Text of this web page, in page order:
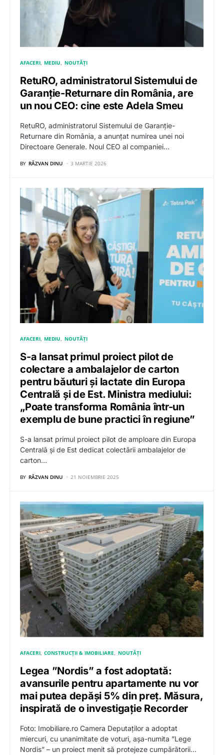
AFACERI MEDIU NOUTĂȚI
RetuRO, administratorul Sistemului de
Garanție-Returnare din România, are
un nou CEO: cine este Adela Smeu
RetuRO, administratorul Sistemului de Garanție-
Returnare din România, a anunțat numirea unei noi
Directoare Generale. Noul CEO al companiei…
BY RĂZVAN DINU 3 MARTIE 2026
AFACERI MEDIU NOUTĂȚI
S-a lansat primul proiect pilot de
colectare a ambalajelor de carton
pentru băuturi și lactate din Europa
Centrală și de Est. Ministra mediului:
„Poate transforma România într-un
exemplu de bune practici în regiune”
S-a lansat primul proiect pilot de amploare din Europa
Centrală și de Est dedicat colectării ambalajelor de
carton…
BY RĂZVAN DINU 21 NOIEMBRIE 2025
AFACERI CONSTRUCȚII & IMOBILIARE NOUTĂȚI
Legea ”Nordis” a fost adoptată:
avansurile pentru apartamente nu vor
mai putea depăși 5% din preț. Măsura,
inspirată de o investigație Recorder
Foto: Imobiliare.ro Camera Deputaților a adoptat
miercuri, cu unanimitate de voturi, așa-numita ”Lege
Nordis” – un proiect menit să protejeze cumpărătorii…